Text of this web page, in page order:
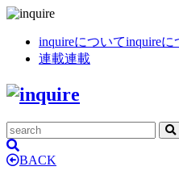
inquireについてinquireに
連載連載
BACK